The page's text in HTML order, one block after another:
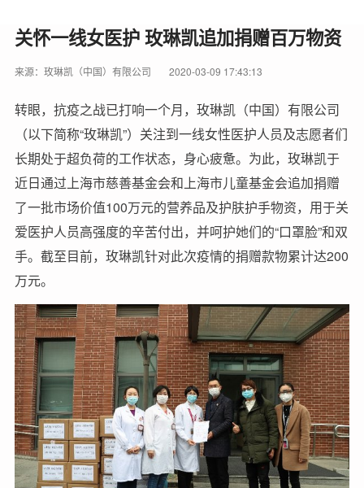
关怀一线女医护 玫琳凯追加捐赠百万物资
来源：玫琳凯（中国）有限公司 2020-03-09 17:43:13
转眼，抗疫之战已打响一个月，玫琳凯（中国）有限公司
（以下简称“玫琳凯”）关注到一线女性医护人员及志愿者们
长期处于超负荷的工作状态，身心疲惫。为此，玫琳凯于
近日通过上海市慈善基金会和上海市儿童基金会追加捐赠
了一批市场价值100万元的营养品及护肤护手物资，用于关
爱医护人员高强度的辛苦付出，并呵护她们的“口罩脸”和双
手。截至目前，玫琳凯针对此次疫情的捐赠款物累计达200
万元。